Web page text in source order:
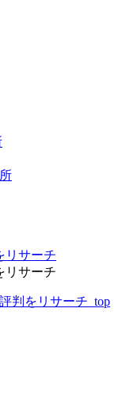
リサーチ
リサーチ
判をリサーチ_top